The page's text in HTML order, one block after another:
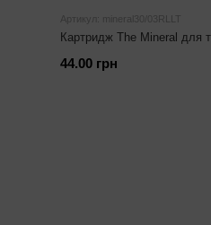
Артикул: mineral30/03RLLT
Картридж The Mineral для
44.00 грн